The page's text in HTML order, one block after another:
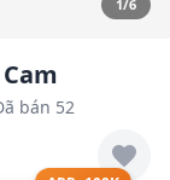
1/6
bán 52